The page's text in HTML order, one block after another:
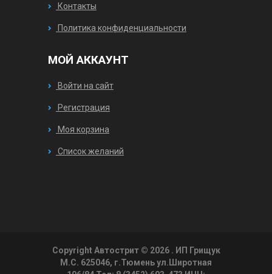
Контакты
Политика конфиденциальности
МОЙ АККАУНТ
Войти на сайт
Регистрация
Моя корзина
Список желаний
Copyright Автострит © 2026 . ИП Грищук
М.С. 625046, г.Тюмень ул.Широтная